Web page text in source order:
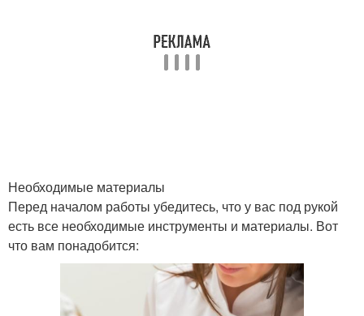
Необходимые материалы
Перед началом работы убедитесь, что у вас под рукой
есть все необходимые инструменты и материалы. Вот
что вам понадобится: